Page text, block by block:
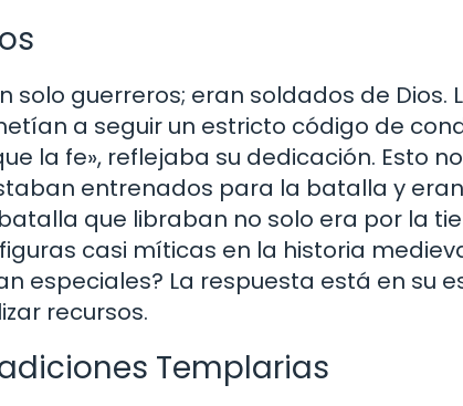
solo guerreros; eran soldados de Dios.
a seguir un estricto código de
la fe», reflejaba su dedicación. Esto
entrenados para la batalla y
que libraban no solo era por la
casi míticas en la historia
especiales? La respuesta está en su
recursos.
Templarias